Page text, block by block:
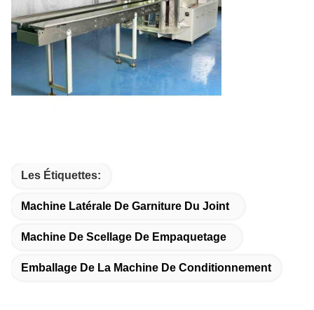
Les Étiquettes:
Machine Latérale De Garniture Du Joint
Machine De Scellage De Empaquetage
Emballage De La Machine De Conditionnement